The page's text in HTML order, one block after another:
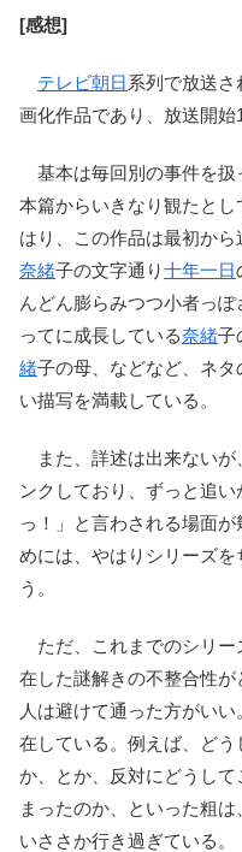
[感想]
テレビ朝日系列で放送
画化作品であり、放送開始
基本は毎回別の事件を扱
本篇からいきなり観たと
はり、この作品は最初から
奈緒子の文字通り十年一日
んどん膨らみつつ小者っ
ってに成長している奈緒子
緒子の母、などなど、ネ
い描写を満載している。
また、詳述は出来ないが
ンクしており、ずっと追
っ！」と言わされる場面
めには、やはりシリーズ
う。
ただ、これまでのシリー
在した謎解きの不整合性
人は避けて通った方がい
在している。例えば、ど
か、とか、反対にどうし
まったのか、といった粗
いささか行き過ぎている。